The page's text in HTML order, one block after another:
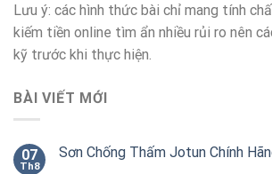
Lưu ý: các hình thức bài chỉ mang tính
kiếm tiền online tìm ẩn nhiều rủi ro nên
kỹ trước khi thực hiện.
BÀI VIẾT MỚI
07
Th8
Sơn Chống Thấm Jotun Chính